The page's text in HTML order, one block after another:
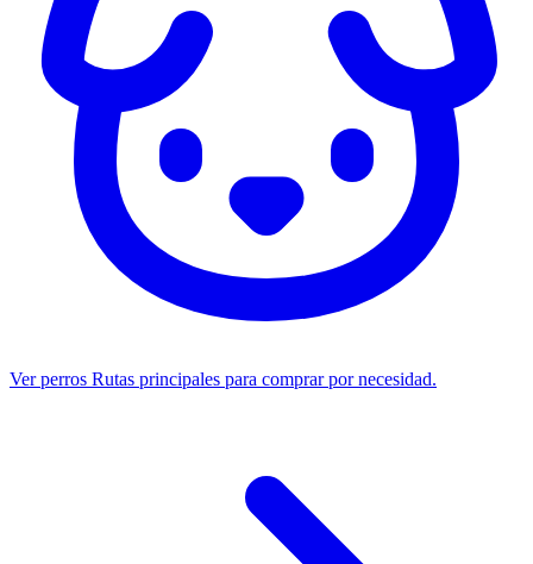
Ver perros Rutas principales para comprar por necesidad.